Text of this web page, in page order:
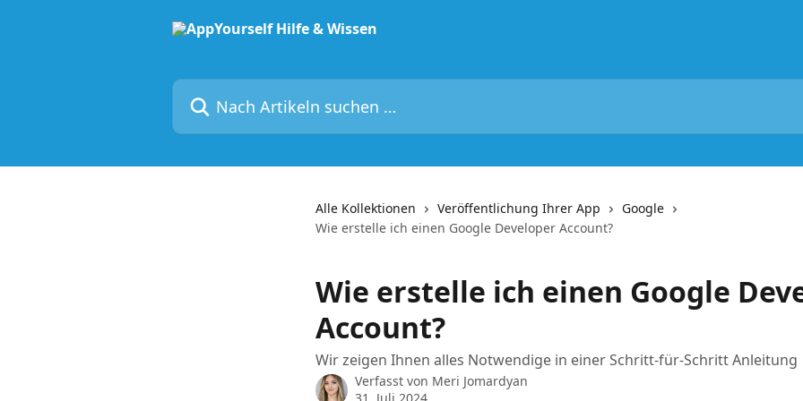
Nach Artikeln suchen …
Alle Kollektionen Veröffentlichung Ihrer App
Google
Wie erstelle ich einen Google Developer Account?
Wie erstelle ich einen Google
Account?
Wir zeigen Ihnen alles Notwendige in einer Schritt-für-Schritt Anleitung
Verfasst von Meri Jomardyan